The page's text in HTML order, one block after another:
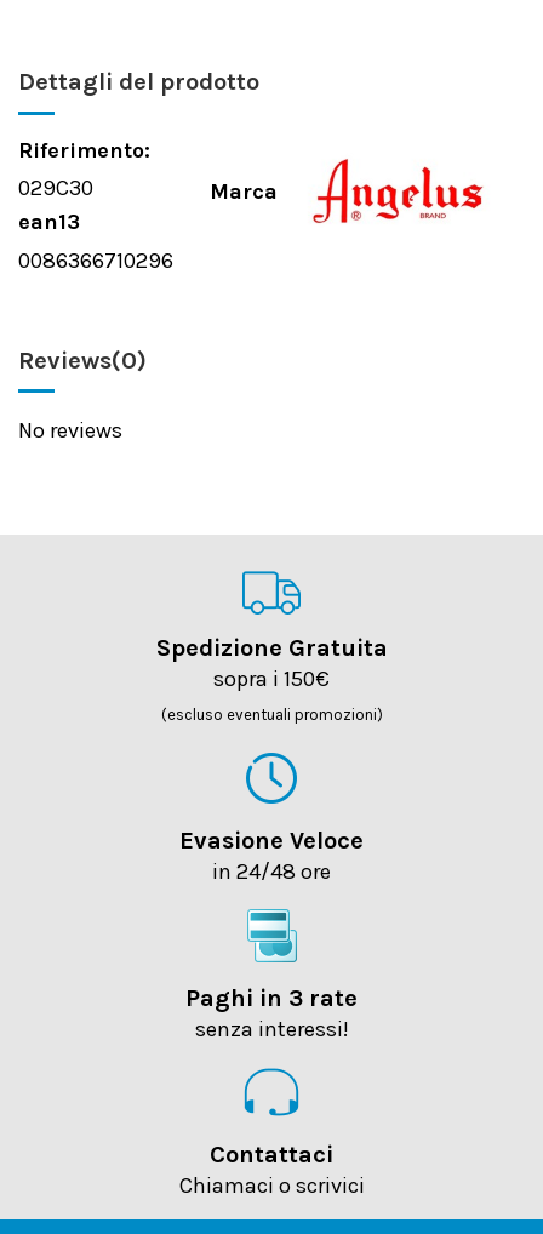
Dettagli del prodotto
Marca
Riferimento:
029C30
ean13
0086366710296
Reviews(0)
No reviews
Spedizione Gratuita
sopra i 150€
(escluso eventuali promozioni)
Evasione Veloce
in 24/48 ore
Paghi in 3 rate
senza interessi!
Contattaci
Chiamaci o scrivici